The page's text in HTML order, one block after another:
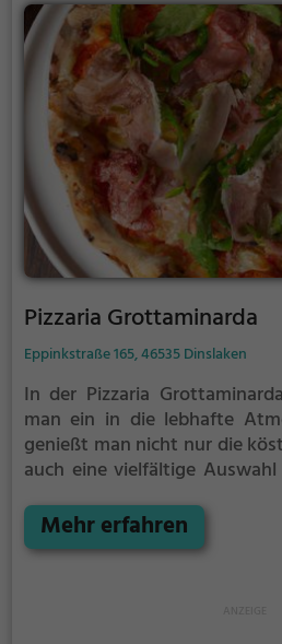
der ganzen Familie, hier
Kosten. Lass dich von den
verführen und erlebe einen
El Gaucho Steakhouse.
Pizzaria Grottaminarda
Eppinkstraße 165, 46535 Dinslaken
In der Pizzaria
man ein in die lebhafte
genießt man nicht nur die
auch eine vielfältige
italienische Gerichte
Köstlichkeiten
Mehr erfahren